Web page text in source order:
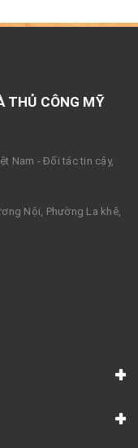
THỦ CÔNG MỸ
Nam - Đối tác tin cậy,
Nội, Phường La khê,